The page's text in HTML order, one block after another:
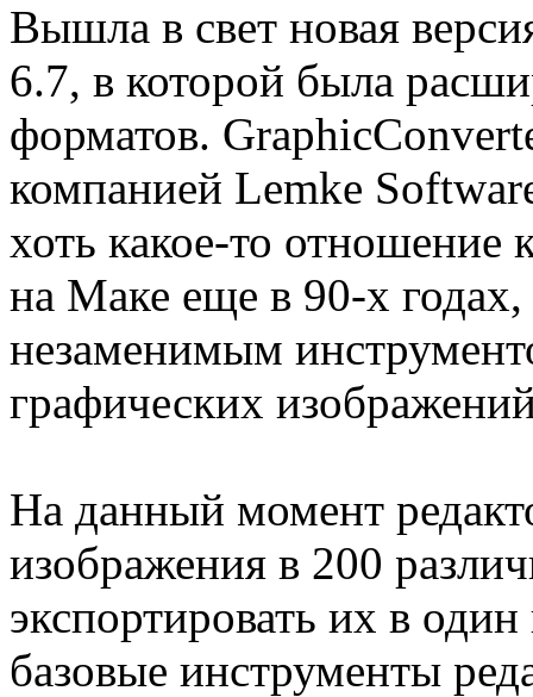
Вышла в свет новая
6.7, в которой была
форматов.
компанией Lemke
хоть какое-то
на Маке еще в 90-х годах,
незаменимым
графических
На данный момент
изображения в 200
экспортировать их в
базовые инструменты